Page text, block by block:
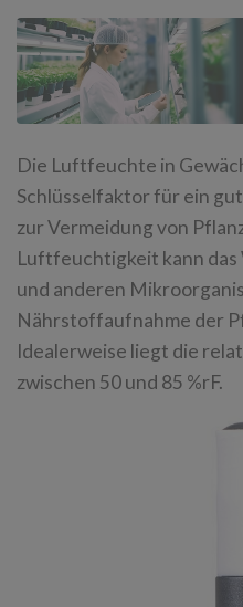
Die Luftfeuchte in
Schlüsselfaktor für ein
zur Vermeidung von
Luftfeuchtigkeit kann das
und anderen
Nährstoffaufnahme der
Idealerweise liegt die
zwischen 50 und 85 %rF.